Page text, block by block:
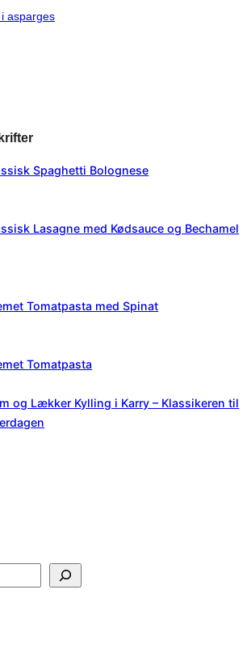
asparges
Spaghetti Bolognese
Lasagne med Kødsauce og Bechamel
Tomatpasta med Spinat
Tomatpasta
og Lækker Kylling i Karry – Klassikeren til